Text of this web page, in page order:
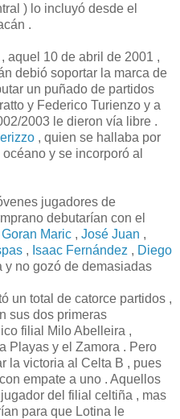
) lo incluyó desde el
.
aquel 10 de abril de 2001 ,
debió soportar la marca de
un puñado de partidos
y Federico Turienzo y a
2003 le dieron vía libre .
, quien se hallaba por
y se incorporó al
jugadores de
debutarían con el
Goran Maric , José Juan ,
, Isaac Fernández , Diego
y no gozó de demasiadas
un total de catorce partidos ,
sus dos primeras
filial Milo Abelleira ,
Playas y el Zamora . Pero
la victoria al Celta B , pues
empate a uno . Aquellos
del filial celtiña , mas
para que Lotina le